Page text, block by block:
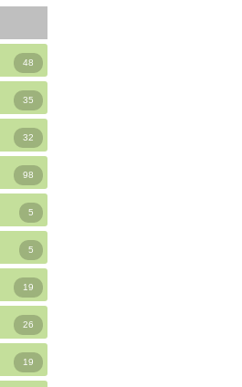
48
35
32
98
5
5
19
26
19